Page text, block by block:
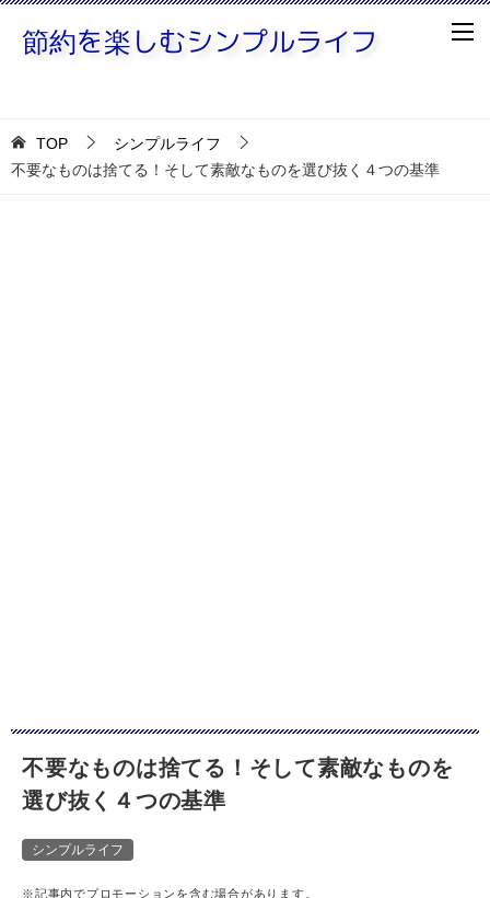
TOP
シンプルライフ
不要なものは捨てる！そして素敵なものを選び抜く４つの基準
不要なものは捨てる！そして素敵なものを
選び抜く４つの基準
シンプルライフ
※記事内でプロモーションを含む場合があります。